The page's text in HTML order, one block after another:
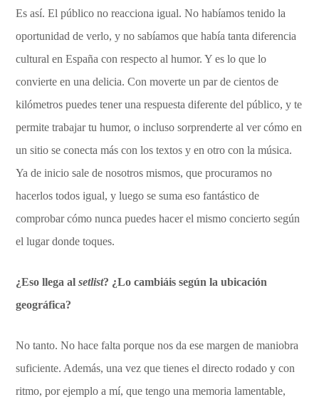
Es así. El público no reacciona igual. No habíamos tenido la
oportunidad de verlo, y no sabíamos que había tanta diferencia
cultural en España con respecto al humor. Y es lo que lo
convierte en una delicia. Con moverte un par de cientos de
kilómetros puedes tener una respuesta diferente del público, y te
permite trabajar tu humor, o incluso sorprenderte al ver cómo en
un sitio se conecta más con los textos y en otro con la música.
Ya de inicio sale de nosotros mismos, que procuramos no
hacerlos todos igual, y luego se suma eso fantástico de
comprobar cómo nunca puedes hacer el mismo concierto según
el lugar donde toques.
¿Eso llega alsetlist? ¿Lo cambiáis según la ubicación
geográfica?
No tanto. No hace falta porque nos da ese margen de maniobra
suficiente. Además, una vez que tienes el directo rodado y con
ritmo, por ejemplo a mí, que tengo una memoria lamentable,